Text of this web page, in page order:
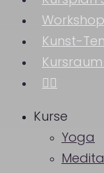
Kunst-
instagram
Kurse
Yoga